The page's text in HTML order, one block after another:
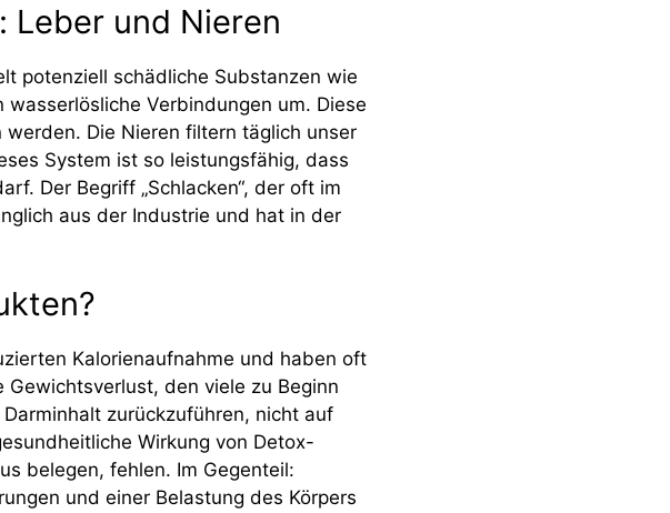
Leber und Nieren
potenziell schädliche Substanzen wie
Verbindungen um. Diese
Die Nieren filtern täglich unser
System ist so leistungsfähig, dass
Der Begriff „Schlacken“, der oft im
aus der Industrie und hat in der
Kalorienaufnahme und haben oft
den viele zu Beginn
zurückzuführen, nicht auf
Wirkung von Detox-
belegen, fehlen. Im Gegenteil:
und einer Belastung des Körpers